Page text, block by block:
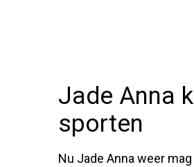
Jade Anna
sporten
Nu Jade Anna weer